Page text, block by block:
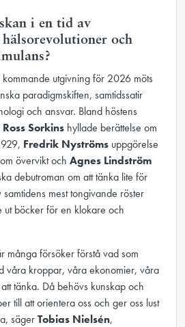
i en tid av
och
utgivning för 2026 möts
paradigmskiften, samtidssatir
och ansvar. Bland höstens
Sorkins hyllade berättelse om
Fredrik Nyströms uppgörelse
övervikt och Agnes Lindström
debutroman om att tänka lite för
mest tongivande röster
ut böcker för en klokare och
många försöker förstå vad som
våra kroppar, våra ekonomier, våra
tänka. Då behövs kunskap och
till att orientera oss och ger oss lust
sägerTobias Nielsén,